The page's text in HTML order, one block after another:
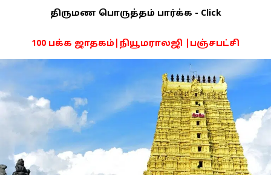
திருமண பொருத்தம் பார்க்க - Click
100 பக்க ஜாதகம்|நியூமராலஜி |பஞ்சபட்சி
PDF -72மட்டும் -Click